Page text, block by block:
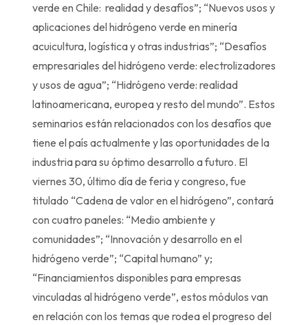
verde en Chile: realidad y desafíos”; “Nuevos usos y
aplicaciones del hidrógeno verde en minería
acuicultura, logística y otras industrias”; “Desafíos
empresariales del hidrógeno verde: electrolizadores
y usos de agua”; “Hidrógeno verde: realidad
latinoamericana, europea y resto del mundo”. Estos
seminarios están relacionados con los desafíos que
tiene el país actualmente y las oportunidades de la
industria para su óptimo desarrollo a futuro. El
viernes 30, último día de feria y congreso, fue
titulado “Cadena de valor en el hidrógeno”, contará
con cuatro paneles: “Medio ambiente y
comunidades”; “Innovación y desarrollo en el
hidrógeno verde”; “Capital humano” y;
“Financiamientos disponibles para empresas
vinculadas al hidrógeno verde”, estos módulos van
en relación con los temas que rodea el progreso del